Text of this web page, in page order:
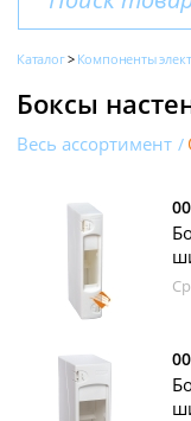
Каталог Компоненты
Боксы
Весь ассортимент